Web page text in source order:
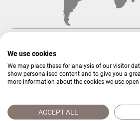
Navigation
Navigation
überspringen
Kontakt Datenschutz AGB
We use cookies
We may place these for analysis of our visitor
show personalised content and to give you a
more information about the cookies we use
ACCEPT ALL